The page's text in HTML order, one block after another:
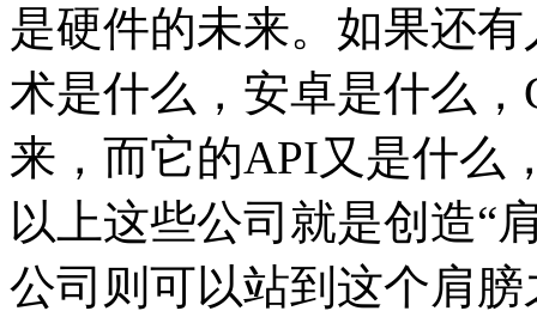
是硬件的未来。如果还
术是什么，安卓是什么，
来，而它的API又是什么
以上这些公司就是创造“
公司则可以站到这个肩